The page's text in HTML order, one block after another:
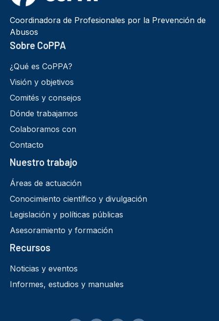
Coordinadora de Profesionales por la Prevención de
Abusos
Sobre CoPPA
¿Qué es CoPPA?
Visión y objetivos
Comités y consejos
Dónde trabajamos
Colaboramos con
Contacto
Nuestro trabajo
Áreas de actuación
Conocimiento científico y divulgación
Legislación y políticas públicas
Asesoramiento y formación
Recursos
Noticias y eventos
Informes, estudios y manuales